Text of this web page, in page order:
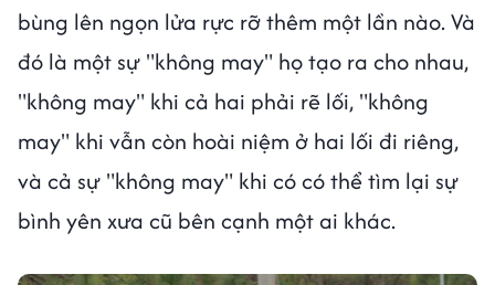
bùng lên ngọn lửa rực rỡ thêm một lần nào. Và
đó là một sự "không may" họ tạo ra cho nhau,
"không may" khi cả hai phải rẽ lối, "không
may" khi vẫn còn hoài niệm ở hai lối đi riêng,
và cả sự "không may" khi có có thể tìm lại sự
bình yên xưa cũ bên cạnh một ai khác.